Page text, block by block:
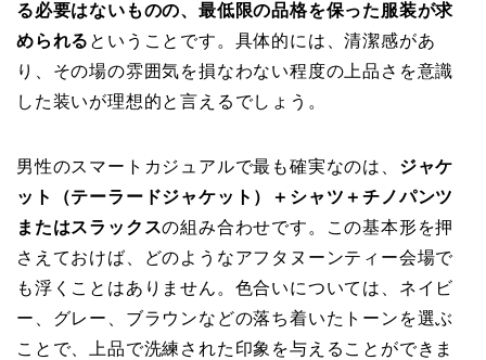
る必要はないものの、最低限の品格を保った服装が求
められる ということです。具体的には、清潔感があ
り、その場の雰囲気を損なわない程度の上品さを意識
した装いが理想的と言えるでしょう。
男性のスマートカジュアルで最も確実なのは、 ジャケ
ット（テーラードジャケット）＋シャツ＋チノパンツ
またはスラックスの組み合わせです。この基本形を押
さえておけば、どのようなアフタヌーンティー会場で
も浮くことはありません。色合いについては、ネイビ
ー、グレー、ブラウンなどの落ち着いたトーンを選ぶ
ことで、上品で洗練された印象を与えることができま